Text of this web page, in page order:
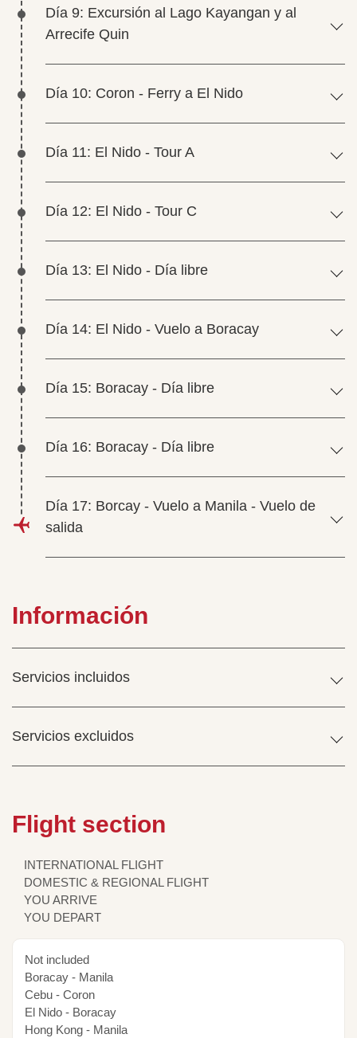
Día 9: Excursión al Lago Kayangan y al
Arrecife Quin
Día 10: Coron - Ferry a El Nido
Día 11: El Nido - Tour A
Día 12: El Nido - Tour C
Día 13: El Nido - Día libre
Día 14: El Nido - Vuelo a Boracay
Día 15: Boracay - Día libre
Día 16: Boracay - Día libre
Día 17: Borcay - Vuelo a Manila - Vuelo de
salida
Información
Servicios incluidos
Servicios excluidos
Flight section
INTERNATIONAL FLIGHT
DOMESTIC & REGIONAL FLIGHT
YOU ARRIVE
YOU DEPART
Not included
Boracay - Manila
Cebu - Coron
El Nido - Boracay
Hong Kong - Manila